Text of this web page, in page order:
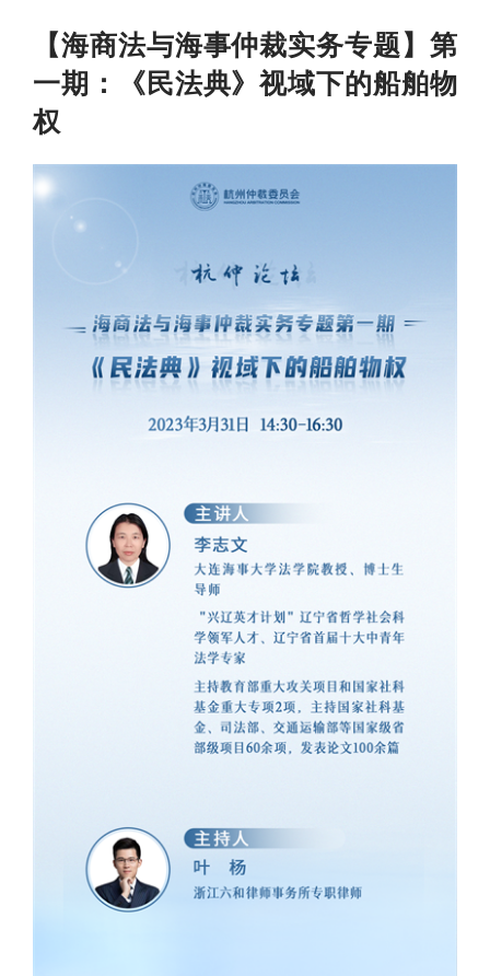
【海商法与海事仲裁实务专题】第
一期：《民法典》视域下的船舶物
权